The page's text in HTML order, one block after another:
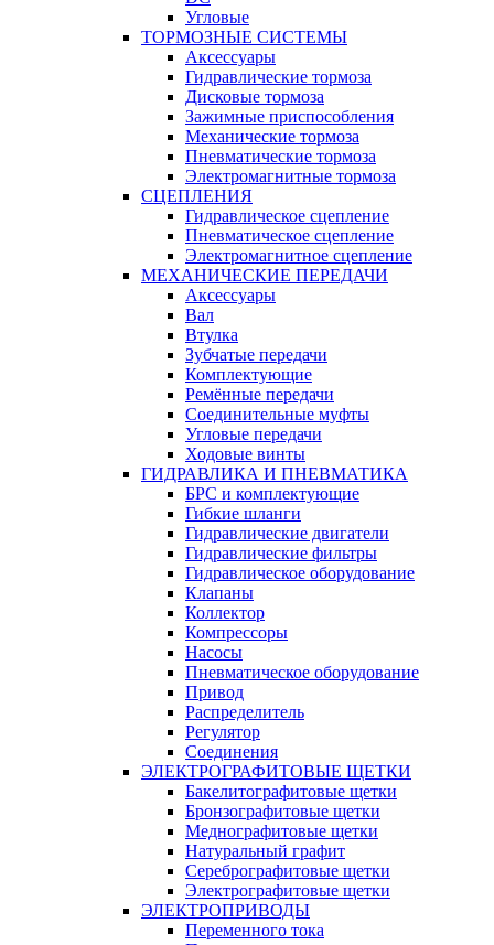
Угловые
ТОРМОЗНЫЕ СИСТЕМЫ
Аксессуары
Гидравлические тормоза
Дисковые тормоза
Зажимные приспособления
Механические тормоза
Пневматические тормоза
Электромагнитные тормоза
СЦЕПЛЕНИЯ
Гидравлическое сцепление
Пневматическое сцепление
Электромагнитное сцепление
МЕХАНИЧЕСКИЕ ПЕРЕДАЧИ
Аксессуары
Вал
Втулка
Зубчатые передачи
Комплектующие
Ремённые передачи
Соединительные муфты
Угловые передачи
Ходовые винты
ГИДРАВЛИКА И ПНЕВМАТИКА
БРС и комплектующие
Гибкие шланги
Гидравлические двигатели
Гидравлические фильтры
Гидравлическое оборудование
Клапаны
Коллектор
Компрессоры
Насосы
Пневматическое оборудование
Привод
Распределитель
Регулятор
Соединения
ЭЛЕКТРОГРАФИТОВЫЕ ЩЕТКИ
Бакелитографитовые щетки
Бронзографитовые щетки
Меднографитовые щетки
Натуральный графит
Серебрографитовые щетки
Электрографито­­­вые щетки
ЭЛЕКТРОПРИВОДЫ
Переменного тока